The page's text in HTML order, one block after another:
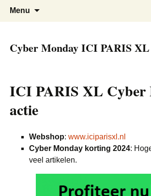
Cyber Monday
De beste Nederlandse
Deals bij elkaar
Menu
Cyber Monday ICI PARIS XL
ICI PARIS XL Cyber
actie
Webshop: www.iciparisxl.nl
Cyber Monday korting 2024:
veel artikelen.